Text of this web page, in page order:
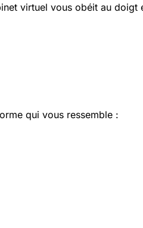
virtuel vous obéit au
qui vous ressemble :